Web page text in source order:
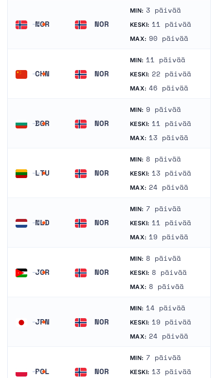
NOR NOR
MIN: 3 päivää
KESKI: 11 päivää
MAX: 90 päivää
CHN NOR
MIN: 11 päivää
KESKI: 22 päivää
MAX: 46 päivää
BGR NOR
MIN: 9 päivää
KESKI: 11 päivää
MAX: 13 päivää
LTU NOR
MIN: 8 päivää
KESKI: 13 päivää
MAX: 24 päivää
NLD NOR
MIN: 7 päivää
KESKI: 11 päivää
MAX: 19 päivää
JOR NOR
MIN: 8 päivää
KESKI: 8 päivää
MAX: 8 päivää
JPN NOR
MIN: 14 päivää
KESKI: 19 päivää
MAX: 24 päivää
POL NOR
MIN: 7 päivää
KESKI: 13 päivää